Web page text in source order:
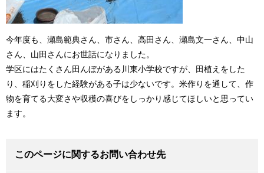
今年度も、瀬島範典さん、市さん、高田さん、瀬島文一さん、中山
さん、山田さんにお世話になりました。
学区にはたくさん田んぼがある川東小学校ですが、田植えをした
り、稲刈りをした経験がある子は少ないです。米作りを通して、作
物を育てる大変さや収穫の喜びをしっかり感じてほしいと思ってい
ます。
このページに関するお問い合わせ先